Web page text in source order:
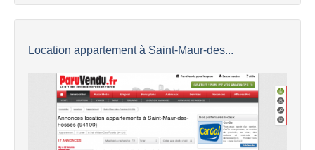
Location appartement à Saint-Maur-des...